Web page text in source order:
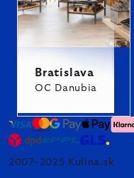
Bratislava
OC Danubia
2007–2025 Kulina.sk